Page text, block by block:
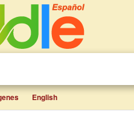
English